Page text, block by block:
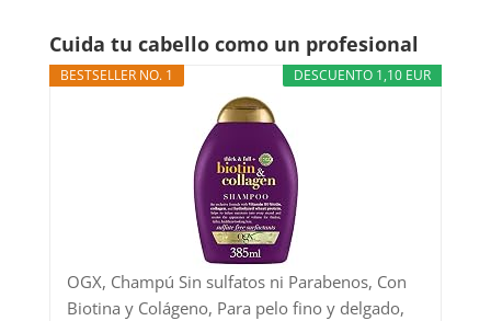
Cuida tu cabello como un profesional
DESCUENTO 1,10 EUR
BESTSELLER NO. 1
OGX, Champú Sin sulfatos ni Parabenos, Con
Biotina y Colágeno, Para pelo fino y delgado,